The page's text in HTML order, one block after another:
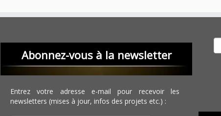
Abonnez-vous à la newsletter
Entrez votre adresse e-mail pour recevoir les
newsletters (mises à jour, infos des projets etc.) :